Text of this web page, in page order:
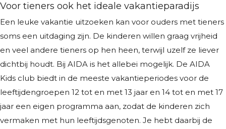
Voor tieners ook het ideale vakantieparadijs
Een leuke vakantie uitzoeken kan voor ouders met tieners
soms een uitdaging zijn. De kinderen willen graag vrijheid
en veel andere tieners op hen heen, terwijl uzelf ze liever
dichtbij houdt. Bij AIDA is het allebei mogelijk. De AIDA
Kids club biedt in de meeste vakantieperiodes voor de
leeftijdengroepen 12 tot en met 13 jaar en 14 tot en met 17
jaar een eigen programma aan, zodat de kinderen zich
vermaken met hun leeftijdsgenoten. Je hebt daarbij de